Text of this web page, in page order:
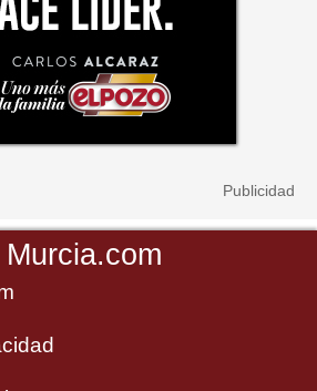
Murcia.com